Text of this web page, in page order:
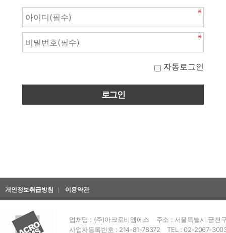
자동로그인
개인정보취급방침 이용약관
업체명 : (주)아크로비엠에스
주소 : 서울특별시 금천
사업자등록번호 : 214-81-78372
TEL : 02-2067-